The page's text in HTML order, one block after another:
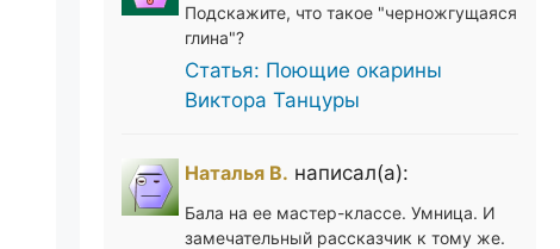
Подскажите, что такое "черножгущаяся
глина"?
Статья: Поющие окарины
Виктора Танцуры
Наталья В. написал(а):
Бала на ее мастер-классе. Умница. И
замечательный рассказчик к тому же.